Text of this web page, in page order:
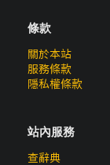
條款
關於本站
服務條款
隱私權條款
站內服務
查辭典